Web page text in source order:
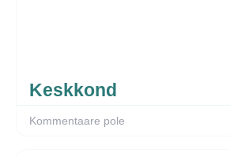
Keskkond
Kommentaare pole